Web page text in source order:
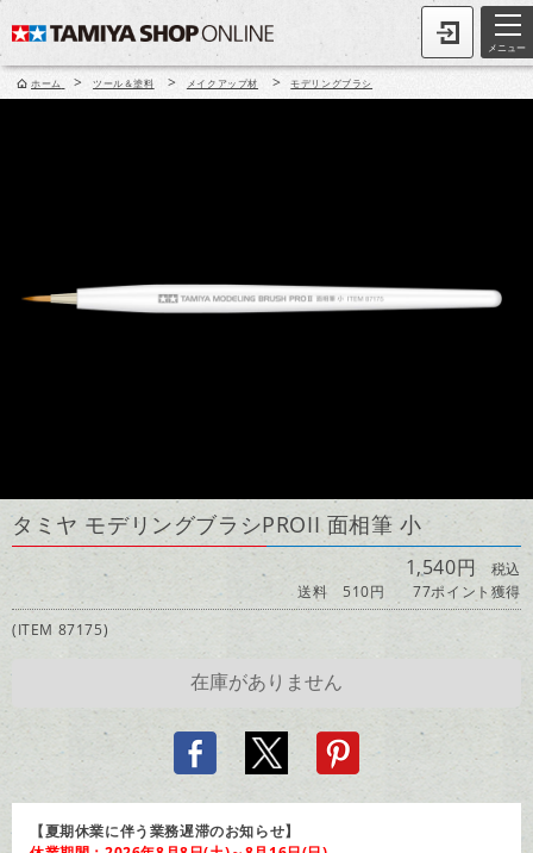
メニュー
ホーム > ツール＆塗料 > メイクアップ材 > モデリングブラシ
タミヤ モデリングブラシPROII 面相筆 小
1,540円 税込
送料 510円
77ポイント獲得
(ITEM 87175)
【夏期休業に伴う業務遅滞のお知らせ】